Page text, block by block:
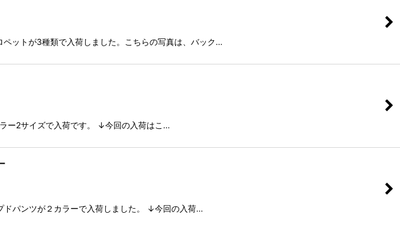
ットが3種類で入荷しました。こちらの写真は、バック…
ー2サイズで入荷です。 ↓今回の入荷はこ…
ドパンツが２カラーで入荷しました。 ↓今回の入荷…